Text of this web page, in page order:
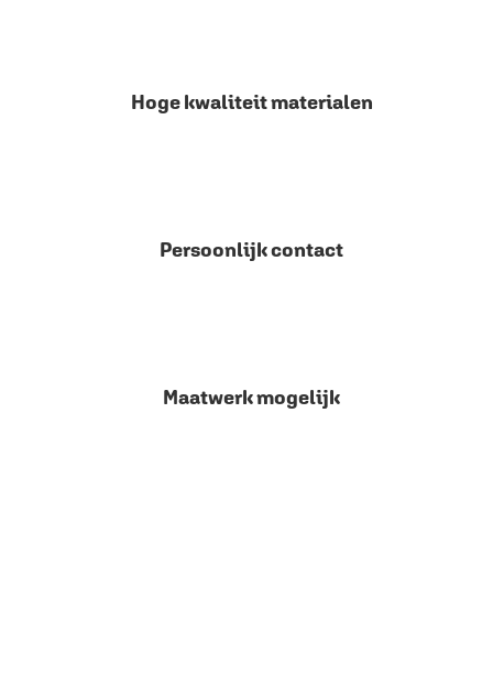
Hoge kwaliteit materialen
Persoonlijk contact
Maatwerk mogelijk